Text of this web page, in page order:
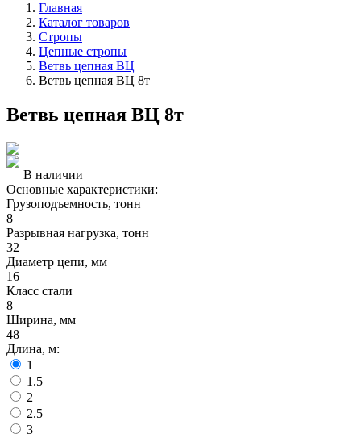
Главная
Каталог товаров
Стропы
Цепные стропы
Ветвь цепная ВЦ
Ветвь цепная ВЦ 8т
Ветвь цепная ВЦ 8т
В наличии
Основные характеристики:
Грузоподъемность, тонн
8
Разрывная нагрузка, тонн
32
Диаметр цепи, мм
16
Класс стали
8
Ширина, мм
48
Длина, м:
1
1.5
2
2.5
3